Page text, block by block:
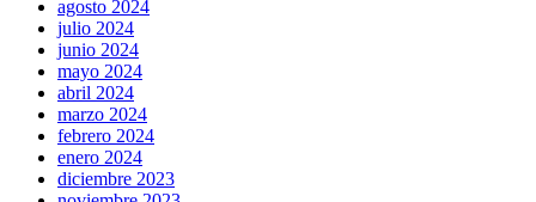
agosto 2024
julio 2024
junio 2024
mayo 2024
abril 2024
marzo 2024
febrero 2024
enero 2024
diciembre 2023